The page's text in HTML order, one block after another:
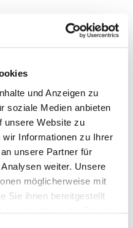
und Anzeigen zu
soziale Medien anbieten
unsere Website zu
Informationen zu Ihrer
unsere Partner für
weiter. Unsere
möglicherweise mit
Sie ihnen bereitgestellt
gewünschten